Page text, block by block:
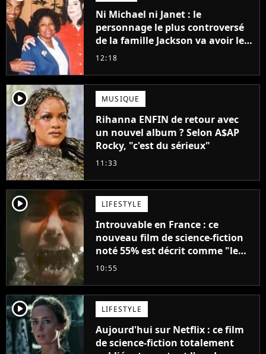
Ni Michael ni Janet : le
personnage le plus controversé
de la famille Jackson va avoir le
droit à sa propre série
12:18
player2 MUSIQUE
Rihanna ENFIN de retour avec
un nouvel album ? Selon A$AP
Rocky, "c'est du sérieux"
11:33
player2 LIFESTYLE
Introuvable en France : ce
nouveau film de science-fiction
noté 55% est décrit comme "le
plus stupide de l'année"
10:55
player2 LIFESTYLE
Aujourd'hui sur Netflix : ce film
de science-fiction totalement